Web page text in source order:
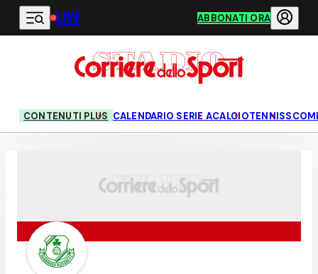
Vai al contenuto principale
LIVE ABBONATI ORA
CONTENUTI PLUS CALENDARIO SERIE ACALCIOTENNIS